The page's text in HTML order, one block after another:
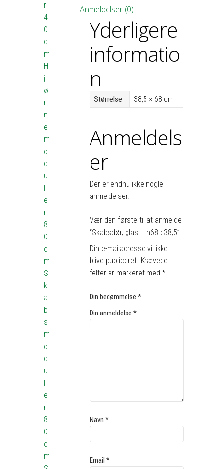
Anmeldelser (0)
Yderligere
informatio
n
Størrelse 38,5 × 68 cm
Anmeldels
er
Der er endnu ikke nogle
anmeldelser.
Vær den første til at anmelde
“Skabsdør, glas – h68 b38,5”
Din e-mailadresse vil ikke
blive publiceret. Krævede
felter er markeret med*
Din bedømmelse*
Din anmeldelse*
Navn*
Email*
r
4
0
c
m
H
j
ø
r
n
e
m
o
d
u
l
e
r
8
0
c
m
S
k
a
b
s
m
o
d
u
l
e
r
8
0
c
m